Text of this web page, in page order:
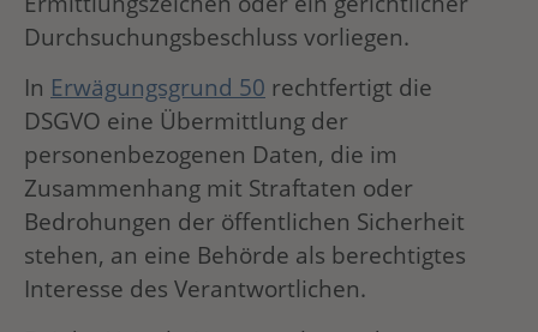
Durchsuchungsbeschluss vorliegen.
In Erwägungsgrund 50 rechtfertigt die
DSGVO eine Übermittlung der
personenbezogenen Daten, die im
Zusammenhang mit Straftaten oder
Bedrohungen der öffentlichen Sicherheit
stehen, an eine Behörde als berechtigtes
Interesse des Verantwortlichen.